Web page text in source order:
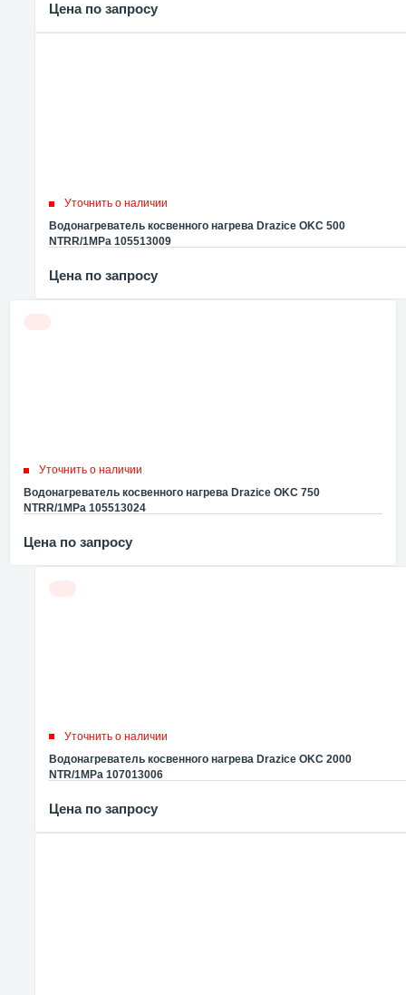
Цена по запросу
Уточнить о наличии
Водонагреватель косвенного нагрева Drazice OKC 500
NTRR/1MPa 105513009
Цена по запросу
Уточнить о наличии
Водонагреватель косвенного нагрева Drazice OKC 750
NTRR/1MPa 105513024
Цена по запросу
Уточнить о наличии
Водонагреватель косвенного нагрева Drazice OKC 2000
NTR/1MPa 107013006
Цена по запросу